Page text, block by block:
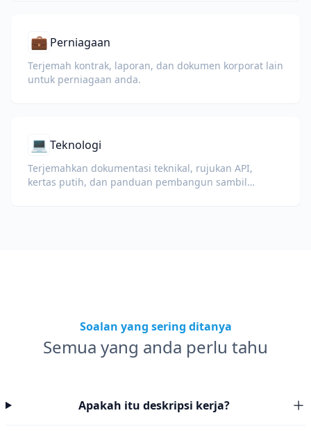
💼 Perniagaan
Terjemah kontrak, laporan, dan dokumen korporat lain
untuk perniagaan anda.
💻 Teknologi
Terjemahkan dokumentasi teknikal, rujukan API,
kertas putih, dan panduan pembangun sambil
Soalan yang sering ditanya
Semua yang anda perlu tahu
Apakah itu deskripsi kerja?